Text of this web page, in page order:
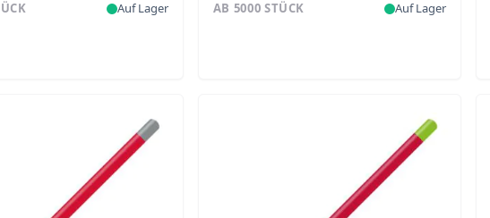
Auf Lager AB 5000 STÜCK Auf Lager